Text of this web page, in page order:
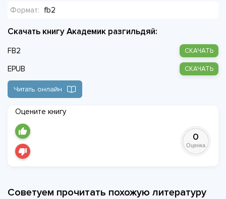
Формат:
fb2
Скачать книгу Академик разгильдяй:
FB2 СКАЧАТЬ
EPUB СКАЧАТЬ
Читать онлайн
Оцените книгу
0
Оценка
Советуем прочитать похожую литературу